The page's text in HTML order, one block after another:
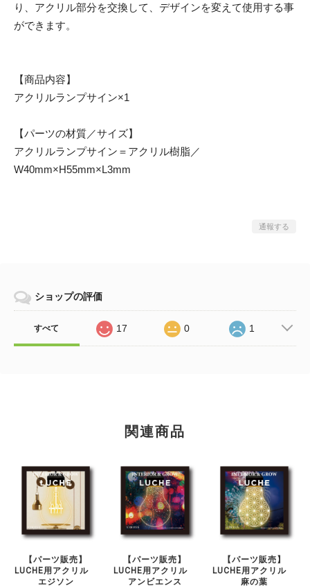
り、アクリル部分を交換して、デザインを変えて使用する事
ができます。
【商品内容】
アクリルランプサイン×1
【パーツの材質／サイズ】
アクリルランプサイン＝アクリル樹脂／
W40mm×H55mm×L3mm
通報する
ショップの評価
すべて 17 0 1
関連商品
【パーツ販売】
LUCHE用アクリル
エジソン
【パーツ販売】
LUCHE用アクリル
アンビエンス
【パーツ販売】
LUCHE用アクリル
麻の葉